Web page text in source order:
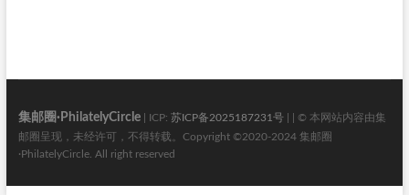
集邮圈·PhilatelyCircle| ICP: 苏ICP备2025187231号| | © 本网站内容由集
邮圈呈现，未经许可，不得转载。Copyright ©2020-2024 集邮圈
·PhilatelyCircle. All right reserved